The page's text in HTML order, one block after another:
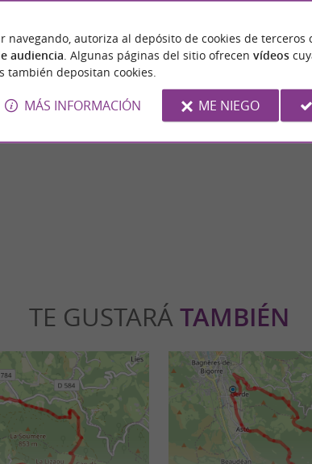
Bagnères-de-Bigorre es un edificio
TE GUSTARÁTAMBIÉN
navegando, autoriza al depósito de cookies de terceros
audiencia . Algunas páginas del sitio ofrecen vídeos
también depositan cookies.
MÁS INFORMACIÓN ME NIEGO